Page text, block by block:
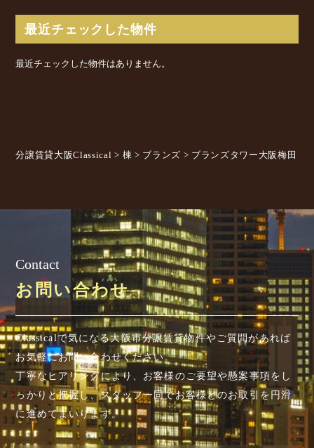
最近チェックした物件
最近チェックした物件はありません。
分譲賃貸大阪Classical > 棟 > ブランズ > ブランズタワー大阪梅田
Contact
お問い合わせ
Classicalで気になる大阪市分譲賃貸物件やご質問があれば
お気軽にお問い合わせください。
丁寧なヒアリングにより、お客様のご要望や懸案事項を し
っかりと把握し、スタッフ一同でお客様とのお取引を円滑
に進めてまいります。